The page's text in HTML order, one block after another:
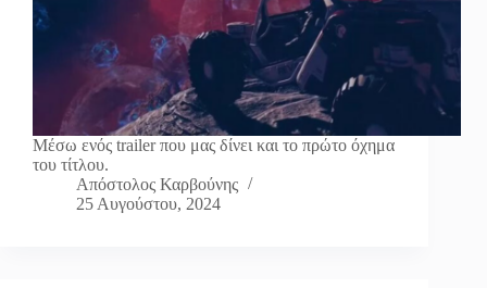
Μέσω ενός trailer που μας δίνει και το πρώτο όχημα
του τίτλου.
Απόστολος Καρβούνης
25 Αυγούστου, 2024